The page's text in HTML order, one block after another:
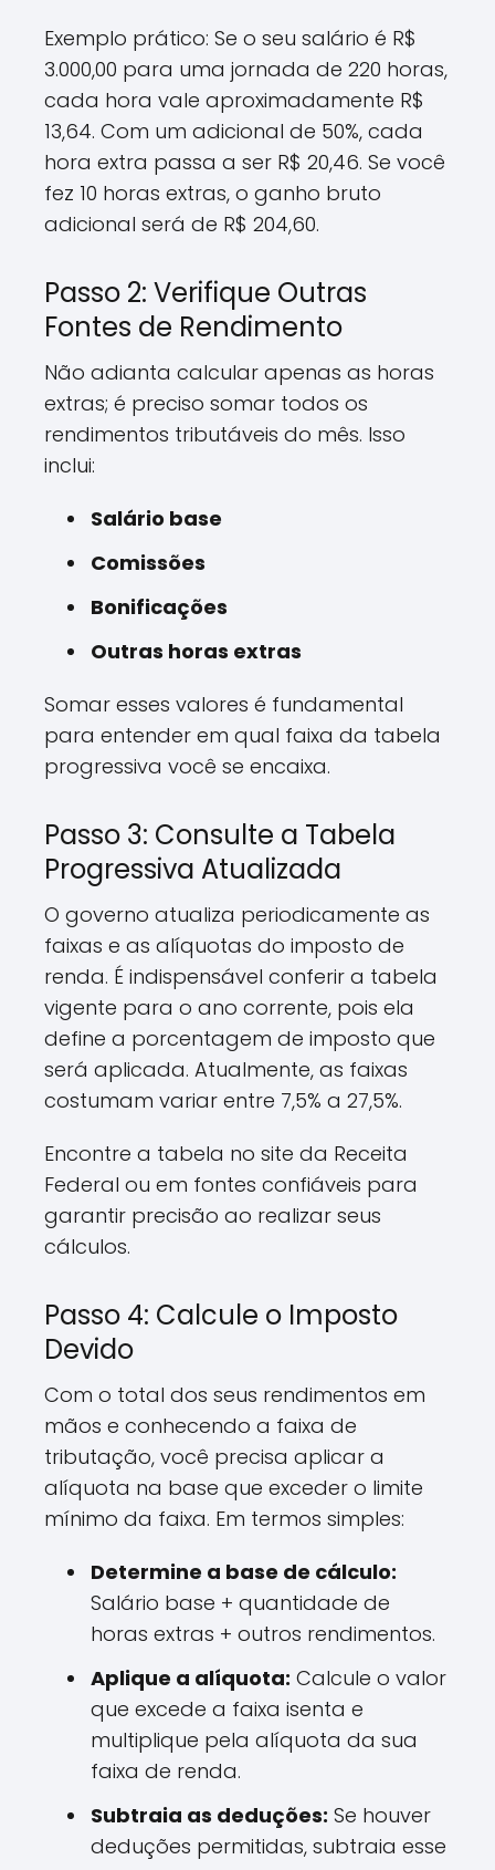
Exemplo prático: Se o seu salário é R$
3.000,00 para uma jornada de 220 horas,
cada hora vale aproximadamente R$
13,64. Com um adicional de 50%, cada
hora extra passa a ser R$ 20,46. Se você
fez 10 horas extras, o ganho bruto
adicional será de R$ 204,60.
Passo 2: Verifique Outras
Fontes de Rendimento
Não adianta calcular apenas as horas
extras; é preciso somar todos os
rendimentos tributáveis do mês. Isso
inclui:
Salário base
Comissões
Bonificações
Outras horas extras
Somar esses valores é fundamental
para entender em qual faixa da tabela
progressiva você se encaixa.
Passo 3: Consulte a Tabela
Progressiva Atualizada
O governo atualiza periodicamente as
faixas e as alíquotas do imposto de
renda. É indispensável conferir a tabela
vigente para o ano corrente, pois ela
define a porcentagem de imposto que
será aplicada. Atualmente, as faixas
costumam variar entre 7,5% a 27,5%.
Encontre a tabela no site da Receita
Federal ou em fontes confiáveis para
garantir precisão ao realizar seus
cálculos.
Passo 4: Calcule o Imposto
Devido
Com o total dos seus rendimentos em
mãos e conhecendo a faixa de
tributação, você precisa aplicar a
alíquota na base que exceder o limite
mínimo da faixa. Em termos simples:
Determine a base de cálculo:
Salário base + quantidade de
horas extras + outros rendimentos.
Aplique a alíquota: Calcule o valor
que excede a faixa isenta e
multiplique pela alíquota da sua
faixa de renda.
Subtraia as deduções: Se houver
deduções permitidas, subtraia esse